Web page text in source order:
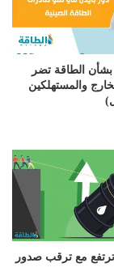
الطاقة تضر
والمستهلكين
ترتفع مع ترقب صدور